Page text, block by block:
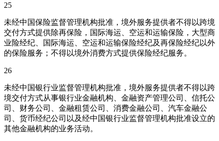
25
未经中国保险监督管理机构批准，境外服务提供者不得以跨境
交付方式提供除再保险，国际海运、空运和运输保险，大型商
业险经纪、国际海运、空运和运输保险经纪及再保险经纪以外
的保险服务；不得以境外消费方式提供保险经纪服务。
26
未经中国银行业监督管理机构批准，境外服务提供者不得以跨
境交付方式从事银行业金融机构、金融资产管理公司、信托公
司、财务公司、金融租赁公司、消费金融公司、汽车金融公
司、货币经纪公司以及经中国银行业监督管理机构批准设立的
其他金融机构的业务活动。